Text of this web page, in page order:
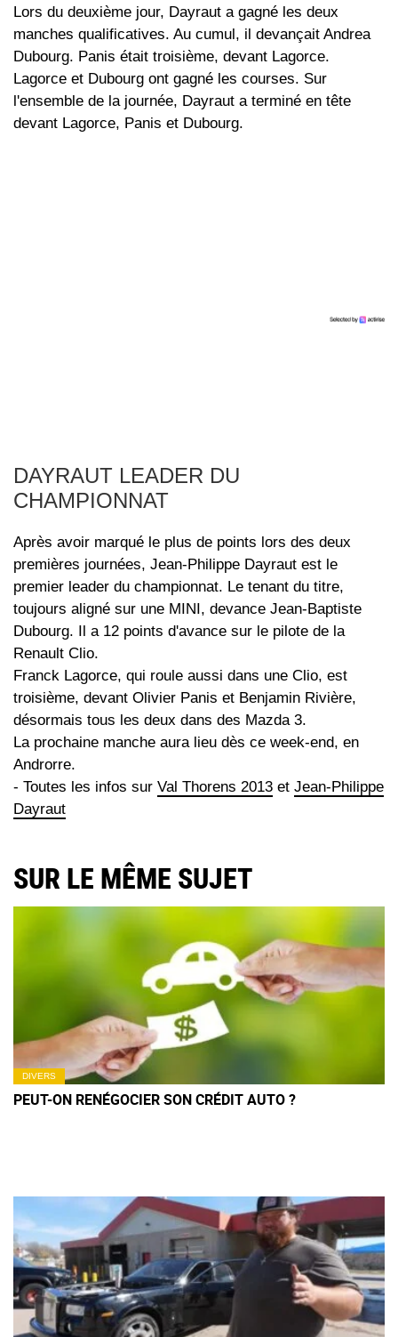
Lors du deuxième jour, Dayraut a gagné les deux
manches qualificatives. Au cumul, il devançait Andrea
Dubourg. Panis était troisième, devant Lagorce.
Lagorce et Dubourg ont gagné les courses. Sur
l'ensemble de la journée, Dayraut a terminé en tête
devant Lagorce, Panis et Dubourg.
DAYRAUT LEADER DU
CHAMPIONNAT
Après avoir marqué le plus de points lors des deux
premières journées, Jean-Philippe Dayraut est le
premier leader du championnat. Le tenant du titre,
toujours aligné sur une MINI, devance Jean-Baptiste
Dubourg. Il a 12 points d'avance sur le pilote de la
Renault Clio.
Franck Lagorce, qui roule aussi dans une Clio, est
troisième, devant Olivier Panis et Benjamin Rivière,
désormais tous les deux dans des Mazda 3.
La prochaine manche aura lieu dès ce week-end, en
Androrre.
- Toutes les infos sur Val Thorens 2013 et Jean-Philippe
Dayraut
SUR LE MÊME SUJET
DIVERS
PEUT-ON RENÉGOCIER SON CRÉDIT AUTO ?